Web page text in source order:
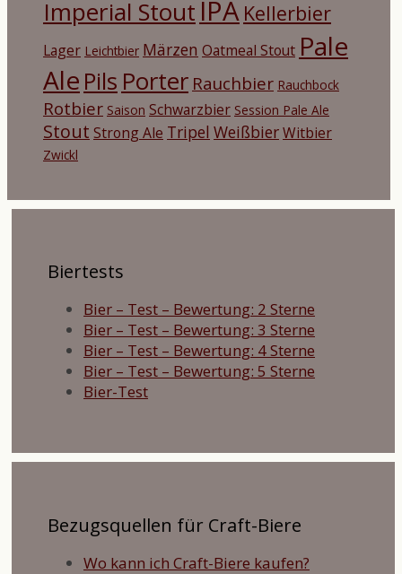
Imperial Stout IPA Kellerbier
Lager Leichtbier Märzen Oatmeal Stout Pale
Ale Pils Porter Rauchbier Rauchbock
Rotbier Saison Schwarzbier Session Pale Ale
Stout Strong Ale Tripel WeißbierWitbier
Zwickl
Biertests
Bier – Test – Bewertung: 2 Sterne
Bier – Test – Bewertung: 3 Sterne
Bier – Test – Bewertung: 4 Sterne
Bier – Test – Bewertung: 5 Sterne
Bier-Test
Bezugsquellen für Craft-Biere
Wo kann ich Craft-Biere kaufen?